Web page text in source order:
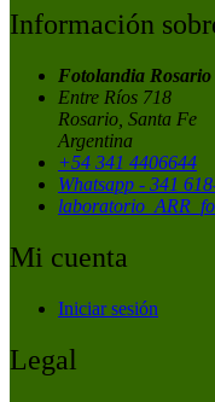
Información
Fotolandia Rosario
Entre Ríos 718
Rosario, Santa Fe
Argentina
+54 341 4406644
Whatsapp - 341
Mi cuenta
Iniciar sesión
Legal